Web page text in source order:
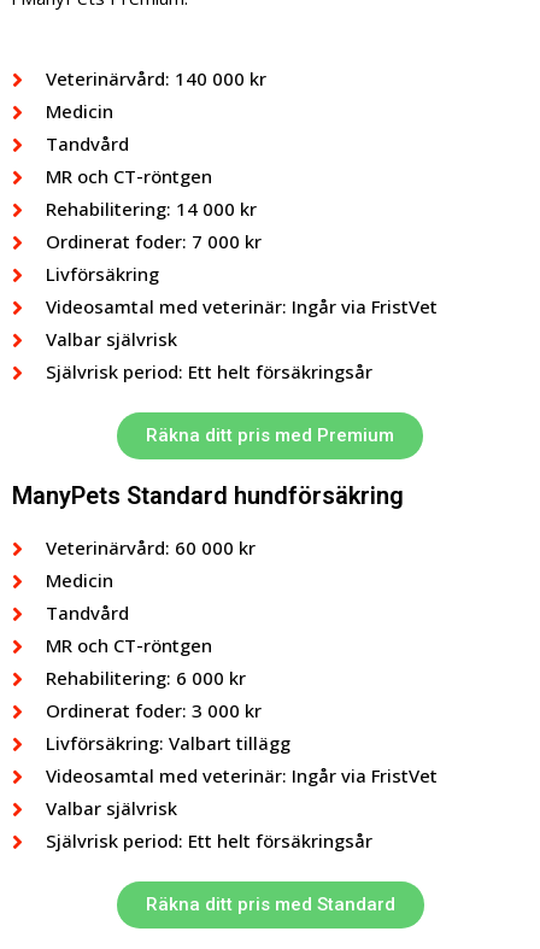
Veterinärvård: 140 000 kr
Medicin
Tandvård
MR och CT-röntgen
Rehabilitering: 14 000 kr
Ordinerat foder: 7 000 kr
Livförsäkring
Videosamtal med veterinär: Ingår via FristVet
Valbar självrisk
Självrisk period: Ett helt försäkringsår
Räkna ditt pris med Premium
ManyPets Standard hundförsäkring
Veterinärvård: 60 000 kr
Medicin
Tandvård
MR och CT-röntgen
Rehabilitering: 6 000 kr
Ordinerat foder: 3 000 kr
Livförsäkring: Valbart tillägg
Videosamtal med veterinär: Ingår via FristVet
Valbar självrisk
Självrisk period: Ett helt försäkringsår
Räkna ditt pris med Standard